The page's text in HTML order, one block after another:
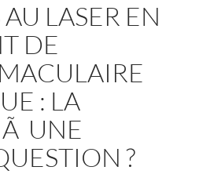
LASER EN
DE
: LA
UNE
?